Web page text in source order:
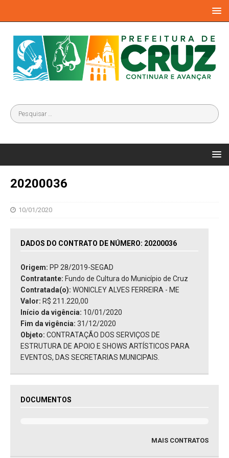
20200036
10/01/2020
DADOS DO CONTRATO DE NÚMERO: 20200036
Origem: PP 28/2019-SEGAD
Contratante: Fundo de Cultura do Município de Cruz
Contratada(o): WONICLEY ALVES FERREIRA - ME
Valor: R$ 211.220,00
Início da vigência: 10/01/2020
Fim da vigência: 31/12/2020
Objeto: CONTRATAÇÃO DOS SERVIÇOS DE
ESTRUTURA DE APOIO E SHOWS ARTÍSTICOS PARA
EVENTOS, DAS SECRETARIAS MUNICIPAIS.
DOCUMENTOS
MAIS CONTRATOS